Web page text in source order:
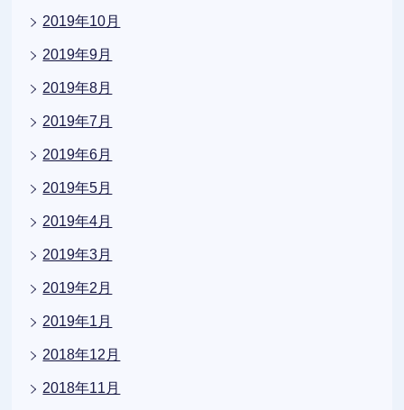
2019年10月
2019年9月
2019年8月
2019年7月
2019年6月
2019年5月
2019年4月
2019年3月
2019年2月
2019年1月
2018年12月
2018年11月